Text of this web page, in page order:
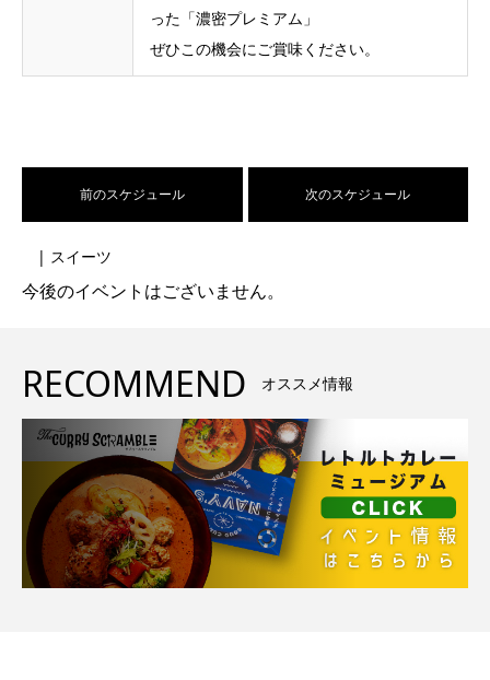
った「濃密プレミアム」
ぜひこの機会にご賞味ください。
前のスケジュール 次のスケジュール
| スイーツ
今後のイベントはございません。
RECOMMEND オススメ情報